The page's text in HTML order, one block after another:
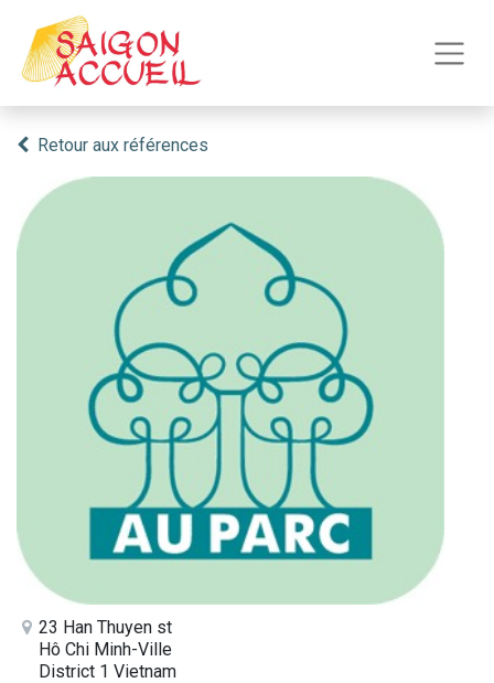
Retour aux références
23 Han Thuyen st
Hô Chi Minh-Ville
District 1 Vietnam